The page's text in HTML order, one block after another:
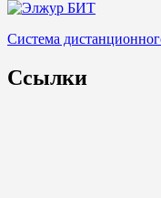
Система
Ссылки